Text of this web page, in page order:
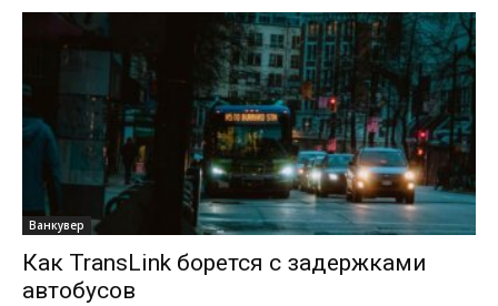
Ванкувер
Как TransLink борется с задержками
автобусов